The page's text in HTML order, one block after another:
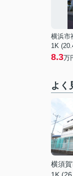
横浜市
1K
8.3万
よく
横須